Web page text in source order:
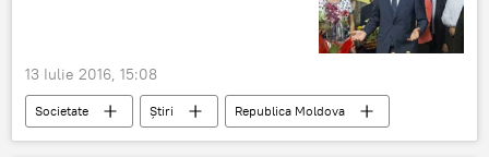
13 Iulie 2016, 15:08
Societate Știri
Republica Moldova
Chirtoacă
viteză MAI
RCR